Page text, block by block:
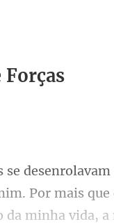
Forças
mais que
minha vida,